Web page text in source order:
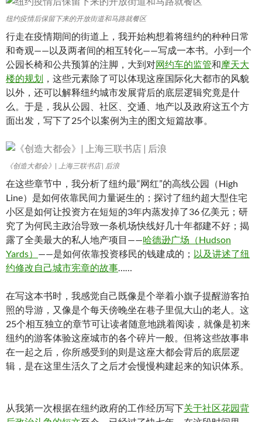
纽约疫情后保留下来的开放街道和马路就餐区
行走在疫情期间的街道上，我开始构想着将纽约的种种日常
和奇观——以及两者间的相互转化——写成一本书。小到一个
公园长椅和公共预算的注脚，大到对网约车的监管和摩天大
楼的规划 ，这些元素除了可以体现这座国际化大都市的风貌
以外，还可以解释纽约城市发展背后的底层逻辑究竟是什
么。于是，我从公园、社区、交通、地产以及政府这五个方
面出发，写下了25个以案例为主的图文短篇故事。
《创造大都会》| 上海三联书店 | 后浪
在这些章节中，我分析了纽约最“网红”的高线公园（High
Line）是如何依靠民间力量诞生的；探讨了纽约超大型住宅
小区是如何让投资方在短短的3年内蒸发掉了36 亿美元；研
究了为何民主政治导致一条机场快线好几十年都建不好；揭
露了全美最大的私人地产项目——哈德逊广场（Hudson
Yards） ——是如何依靠投资移民的钱建成的； 以及讲述了纽
约修改自己城市宪章的故事
在写这本书时，我感觉自己既像是个举着小旗子提醒游客拍
照的导游，又像是个每天傍晚坐在巷子里侃大山的老人。这
25个相互独立的章节可让读者随意地跳着阅读，就像是初来
纽约的游客体验这座城市的各个碎片一般。但将这些故事串
在一起之后，你所感受到的则是这座大都会背后的底层逻
辑，是在这里生活久了之后才会慢慢构建起来的知识体系。
从我第一次根据在纽约政府的工作经历写下关于社区花园背